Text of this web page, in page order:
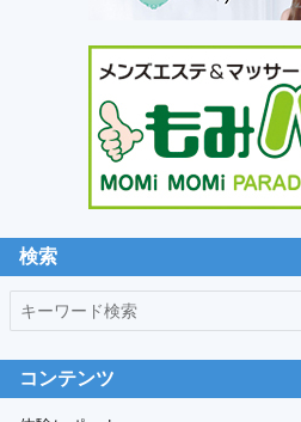
ド
ー
検索
キ
ワ
ー
コンテンツ